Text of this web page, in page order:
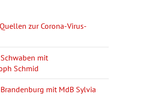
zur Corona-Virus-
mit
Schmid
mit MdB Sylvia